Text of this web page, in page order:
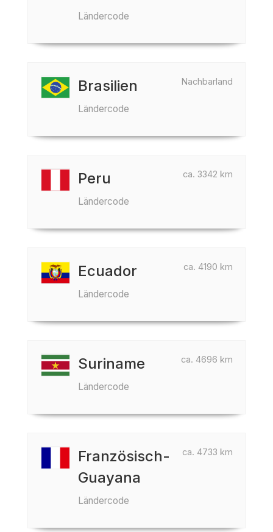
Ländercode
Nachbarland
Brasilien
Ländercode
ca. 3342 km
Peru
Ländercode
ca. 4190 km
Ecuador
Ländercode
ca. 4696 km
Suriname
Ländercode
ca. 4733 km
Französisch-
Guayana
Ländercode